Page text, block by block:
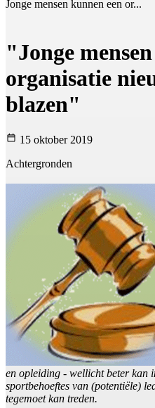
Jonge mensen kunnen een or...
"Jonge
organisatie
blazen"
15 oktober 2019
Achtergronden
en opleiding - wellicht beter kan
sportbehoeftes van (potentiële)
tegemoet kan treden.